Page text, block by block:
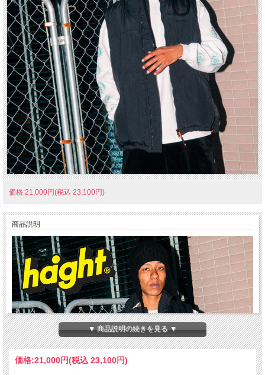
価格:21,000円(税込 23,100円)
商品説明
▼ 商品説明の続きを見る ▼
価格:21,000円(税込 23,100円)